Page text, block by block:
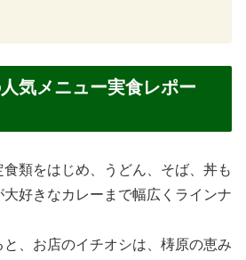
人気メニュー実食レポー
食類をはじめ、うどん、そば、丼も
好きなカレーまで幅広くラインナ
、お店のイチオシは、梼原の恵み